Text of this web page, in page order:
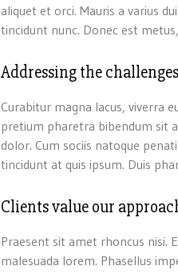
aliquet et orci. Mauris a varius
tincidunt nunc. Donec est
Addressing the
Curabitur magna lacus, viverra
pretium pharetra bibendum sit
dolor. Cum sociis natoque
tincidunt at quis ipsum. Duis
Clients value our
Praesent sit amet rhoncus nisi.
malesuada lorem. Phasellus